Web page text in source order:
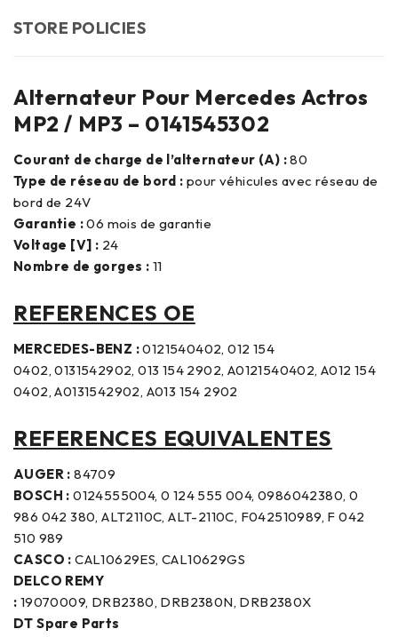
STORE POLICIES
Alternateur Pour Mercedes Actros
MP2 / MP3 – 0141545302
Courant de charge de l’alternateur (A) :80
Type de réseau de bord : pour véhicules avec réseau de
bord de 24V
Garantie :06 mois de garantie
Voltage [V] : 24
Nombre de gorges : 11
REFERENCES OE
MERCEDES-BENZ :0121540402, 012 154
0402, 0131542902, 013 154 2902, A0121540402, A012 154
0402, A0131542902, A013 154 2902
REFERENCES EQUIVALENTES
AUGER : 84709
BOSCH : 0124555004, 0 124 555 004, 0986042380, 0
986 042 380, ALT2110C, ALT-2110C, F042510989, F 042
510 989
CASCO : CAL10629ES, CAL10629GS
DELCO REMY
: 19070009, DRB2380, DRB2380N, DRB2380X
DT Spare Parts